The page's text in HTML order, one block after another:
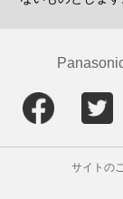
サイトの